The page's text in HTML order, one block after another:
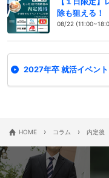
除も狙える！
08/22
2027年卒 就活イベン
HOME › コラム › 内定後